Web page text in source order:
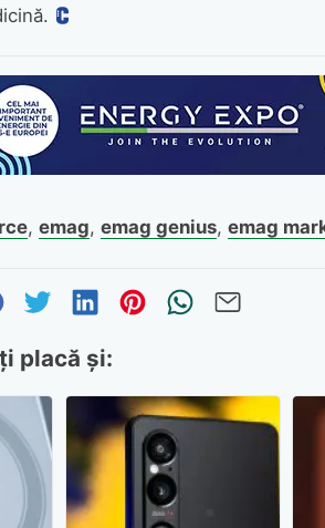
, emag, emag genius, emag
Distribuie pe Facebook
Distribuie pe Twitter
Distribuie pe
Distribuie pe
Trimite
placă și: